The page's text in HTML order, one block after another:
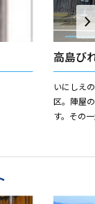
高島び
いにしえ
区。陣屋
す。その